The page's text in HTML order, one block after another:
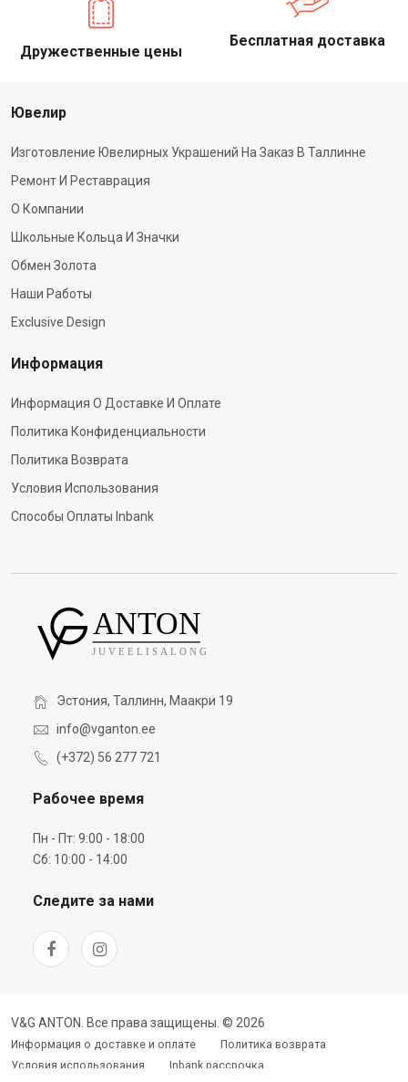
Дружественные цены
Бесплатная доставка
Ювелир
Изготовление Ювелирных Украшений На Заказ В Таллинне
Ремонт И Реставрация
О Компании
Школьные Кольца И Значки
Обмен Золота
Наши Работы
Exclusive Design
Информация
Информация О Доставке И Оплате
Политика Конфиденциальности
Политика Возврата
Условия Использования
Способы Оплаты Inbank
Эстония, Таллинн, Маакри 19
info@vganton.ee
(+372) 56 277 721
Рабочее время
Пн - Пт: 9:00 - 18:00
Сб: 10:00 - 14:00
Следите за нами
V&G ANTON. Все права защищены. © 2026
Информация о доставке и оплате
Политика возврата
Условия использования
Inbank рассрочка